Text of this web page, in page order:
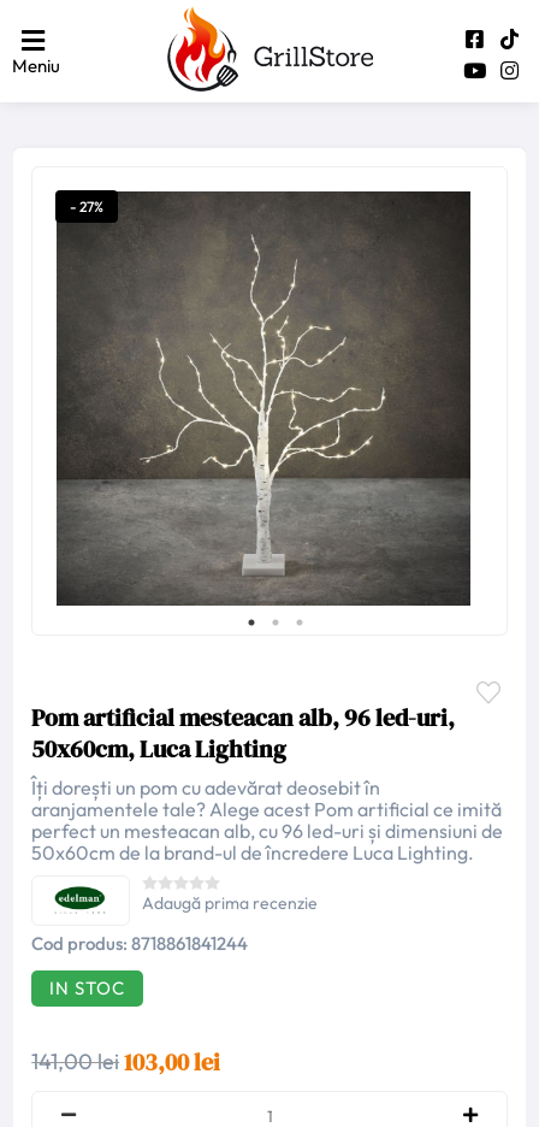
Meniu
- 27%
Pom artificial mesteacan alb, 96 led-uri,
50x60cm, Luca Lighting
Îți dorești un pom cu adevărat deosebit în
aranjamentele tale? Alege acest Pom artificial ce imită
perfect un mesteacan alb, cu 96 led-uri și dimensiuni de
50x60cm de la brand-ul de încredere Luca Lighting.
Adaugă prima recenzie
Cod produs: 8718861841244
IN STOC
141,00 lei103,00 lei